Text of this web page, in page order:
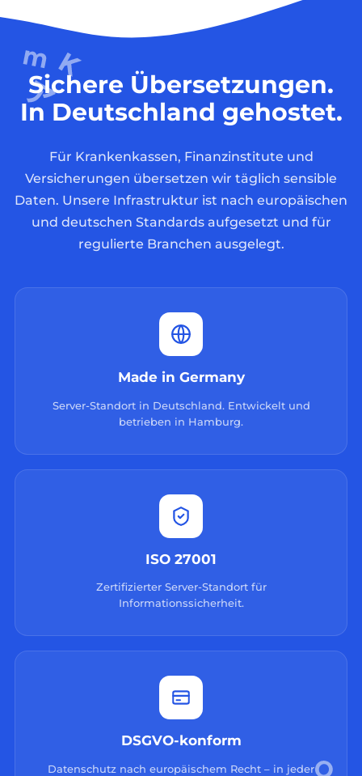
Sichere Übersetzungen.
In Deutschland gehostet.
Für Krankenkassen, Finanzinstitute und
Versicherungen übersetzen wir täglich sensible
Daten. Unsere Infrastruktur ist nach europäischen
und deutschen Standards aufgesetzt und für
regulierte Branchen ausgelegt.
Made in Germany
Server-Standort in Deutschland. Entwickelt und
betrieben in Hamburg.
ISO 27001
Zertifizierter Server-Standort für
Informationssicherheit.
DSGVO-konform
Datenschutz nach europäischem Recht – in jeder